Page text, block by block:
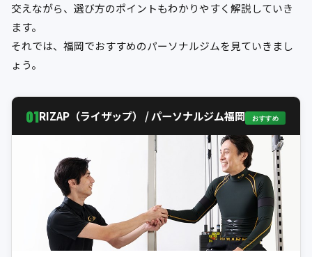
交えながら、選び方のポイントもわかりやすく解説していき
ます。
それでは、福岡でおすすめのパーソナルジムを見ていきまし
ょう。
01RIZAP（ライザップ） / パーソナルジム福岡 おすすめ